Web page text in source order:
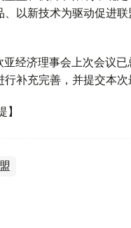
以新技术为驱动促进
经济理事会上次会议
补充完善，并提交本